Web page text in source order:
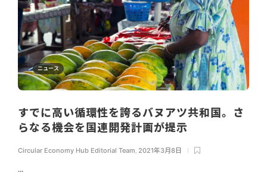
ニュース
すでに高い循環性を誇るバヌアツ共和国。さ
らなる機会を国連開発計画が提示
Circular Economy Hub Editorial Team 2021年3月8日
...